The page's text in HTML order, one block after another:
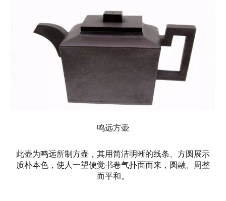
鸣远方壶
此壶为鸣远所制方壶，其用简洁明晰的线条、方圆展示
质朴本色，使人一望便觉书卷气扑面而来，圆融、周整
而平和。